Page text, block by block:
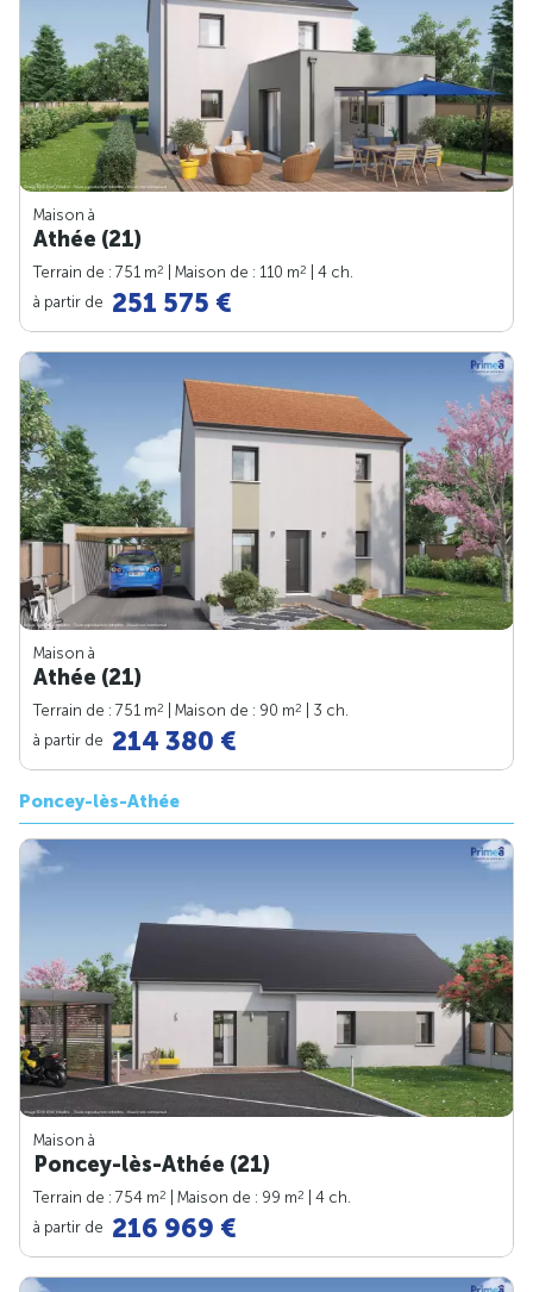
Maison à
Athée (21)
Terrain de : 751 m2 | Maison de : 110 m2
| 4 ch.
à partir de 251 575 €
Maison à
Athée (21)
Terrain de : 751 m2 | Maison de : 90 m2
| 3 ch.
à partir de 214 380 €
Poncey-lès-Athée
Maison à
Poncey-lès-Athée (21)
Terrain de : 754 m2 | Maison de : 99 m2
| 4 ch.
à partir de 216 969 €